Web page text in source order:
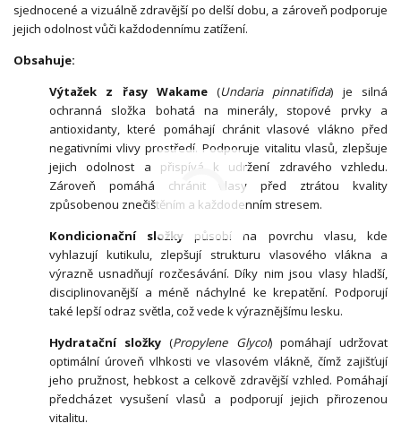
sjednocené a vizuálně zdravější po delší dobu, a zároveň podporuje
jejich odolnost vůči každodennímu zatížení.
Obsahuje:
Výtažek z řasy Wakame(Undaria pinnatifida) je silná
ochranná složka bohatá na minerály, stopové prvky a
antioxidanty, které pomáhají chránit vlasové vlákno před
negativními vlivy prostředí. Podporuje vitalitu vlasů, zlepšuje
jejich odolnost a přispívá k udržení zdravého vzhledu.
Zároveň pomáhá chránit vlasy před ztrátou kvality
způsobenou znečištěním a každodenním stresem.
Kondicionační složky působí na povrchu vlasu, kde
vyhlazují kutikulu, zlepšují strukturu vlasového vlákna a
výrazně usnadňují rozčesávání. Díky nim jsou vlasy hladší,
disciplinovanější a méně náchylné ke krepatění. Podporují
také lepší odraz světla, což vede k výraznějšímu lesku.
Hydratační složky (Propylene Glycol) pomáhají udržovat
optimální úroveň vlhkosti ve vlasovém vlákně, čímž zajišťují
jeho pružnost, hebkost a celkově zdravější vzhled. Pomáhají
předcházet vysušení vlasů a podporují jejich přirozenou
vitalitu.